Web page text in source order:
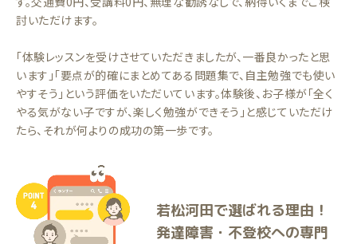
討いただけます。
「体験レッスンを受けさせていただきましたが、一番良かったと思
います」「要点が的確にまとめてある問題集で、自主勉強でも使い
やすそう」という評価をいただいています。体験後、お子様が「全く
やる気がない子ですが、楽しく勉強ができそう」と感じていただけ
たら、それが何よりの成功の第一歩です。
若松河田で選ばれる理由！
発達障害・不登校への専門